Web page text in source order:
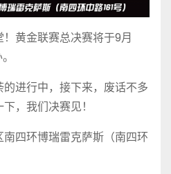
黄金联赛总决赛将于9月
进行中，接下来，废话不多
，我们决赛见！
四环博瑞雷克萨斯（南四环